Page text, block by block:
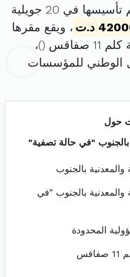
. تم تأسيسها في 20 جويلية
د.ت
، ويقع مقرها
(
)،
الوطني للمؤسسات
حول
بالجنوب "في حالة تصفية"
والمعدنية بالجنوب
والمعدنية بالجنوب "في
المحدودة